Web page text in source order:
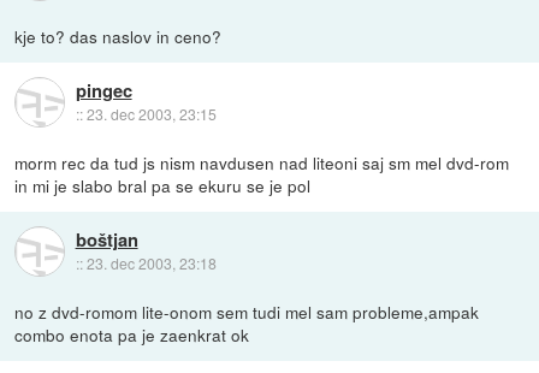
kje to? das naslov in ceno?
pingec
::23. dec 2003, 23:15
morm rec da tud js nism navdusen nad liteoni saj sm mel dvd-rom
in mi je slabo bral pa se ekuru se je pol
boštjan
::23. dec 2003, 23:18
no z dvd-romom lite-onom sem tudi mel sam probleme,ampak
combo enota pa je zaenkrat ok